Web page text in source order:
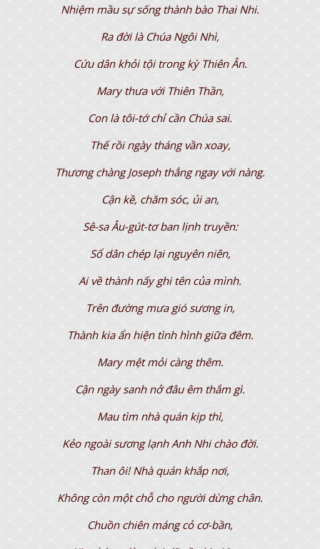
Nhiệm mầu sự sống thành bào Thai Nhi.
Ra đời là Chúa Ngôi Nhì,
Cứu dân khỏi tội trong kỳ Thiên Ân.
Mary thưa với Thiên Thần,
Con là tôi-tớ chỉ cần Chúa sai.
Thế rồi ngày tháng vần xoay,
Thương chàng Joseph thẳng ngay với nàng.
Cận kề, chăm sóc, ủi an,
Sê-sa Âu-gút-tơ ban lịnh truyền:
Sổ dân chép lại nguyên niên,
Ai về thành nấy ghi tên của mình.
Trên đường mưa gió sương in,
Thành kia ẩn hiện tình hình giữa đêm.
Mary mệt mỏi càng thêm.
Cận ngày sanh nở đâu êm thắm gì.
Mau tìm nhà quán kịp thì,
Kẻo ngoài sương lạnh Anh Nhi chào đời.
Than ôi! Nhà quán khắp nơi,
Không còn một chỗ cho người dừng chân.
Chuồn chiên máng cỏ cơ-bần,